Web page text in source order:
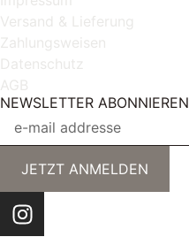
Versand & Lieferung
Zahlungsweisen
Datenschutz
AGB
NEWSLETTER ABONNIEREN
JETZT ANMELDEN